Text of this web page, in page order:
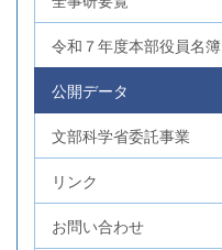
令和７年度本部役員名簿
公開データ
文部科学省委託事業
リンク
お問い合わせ